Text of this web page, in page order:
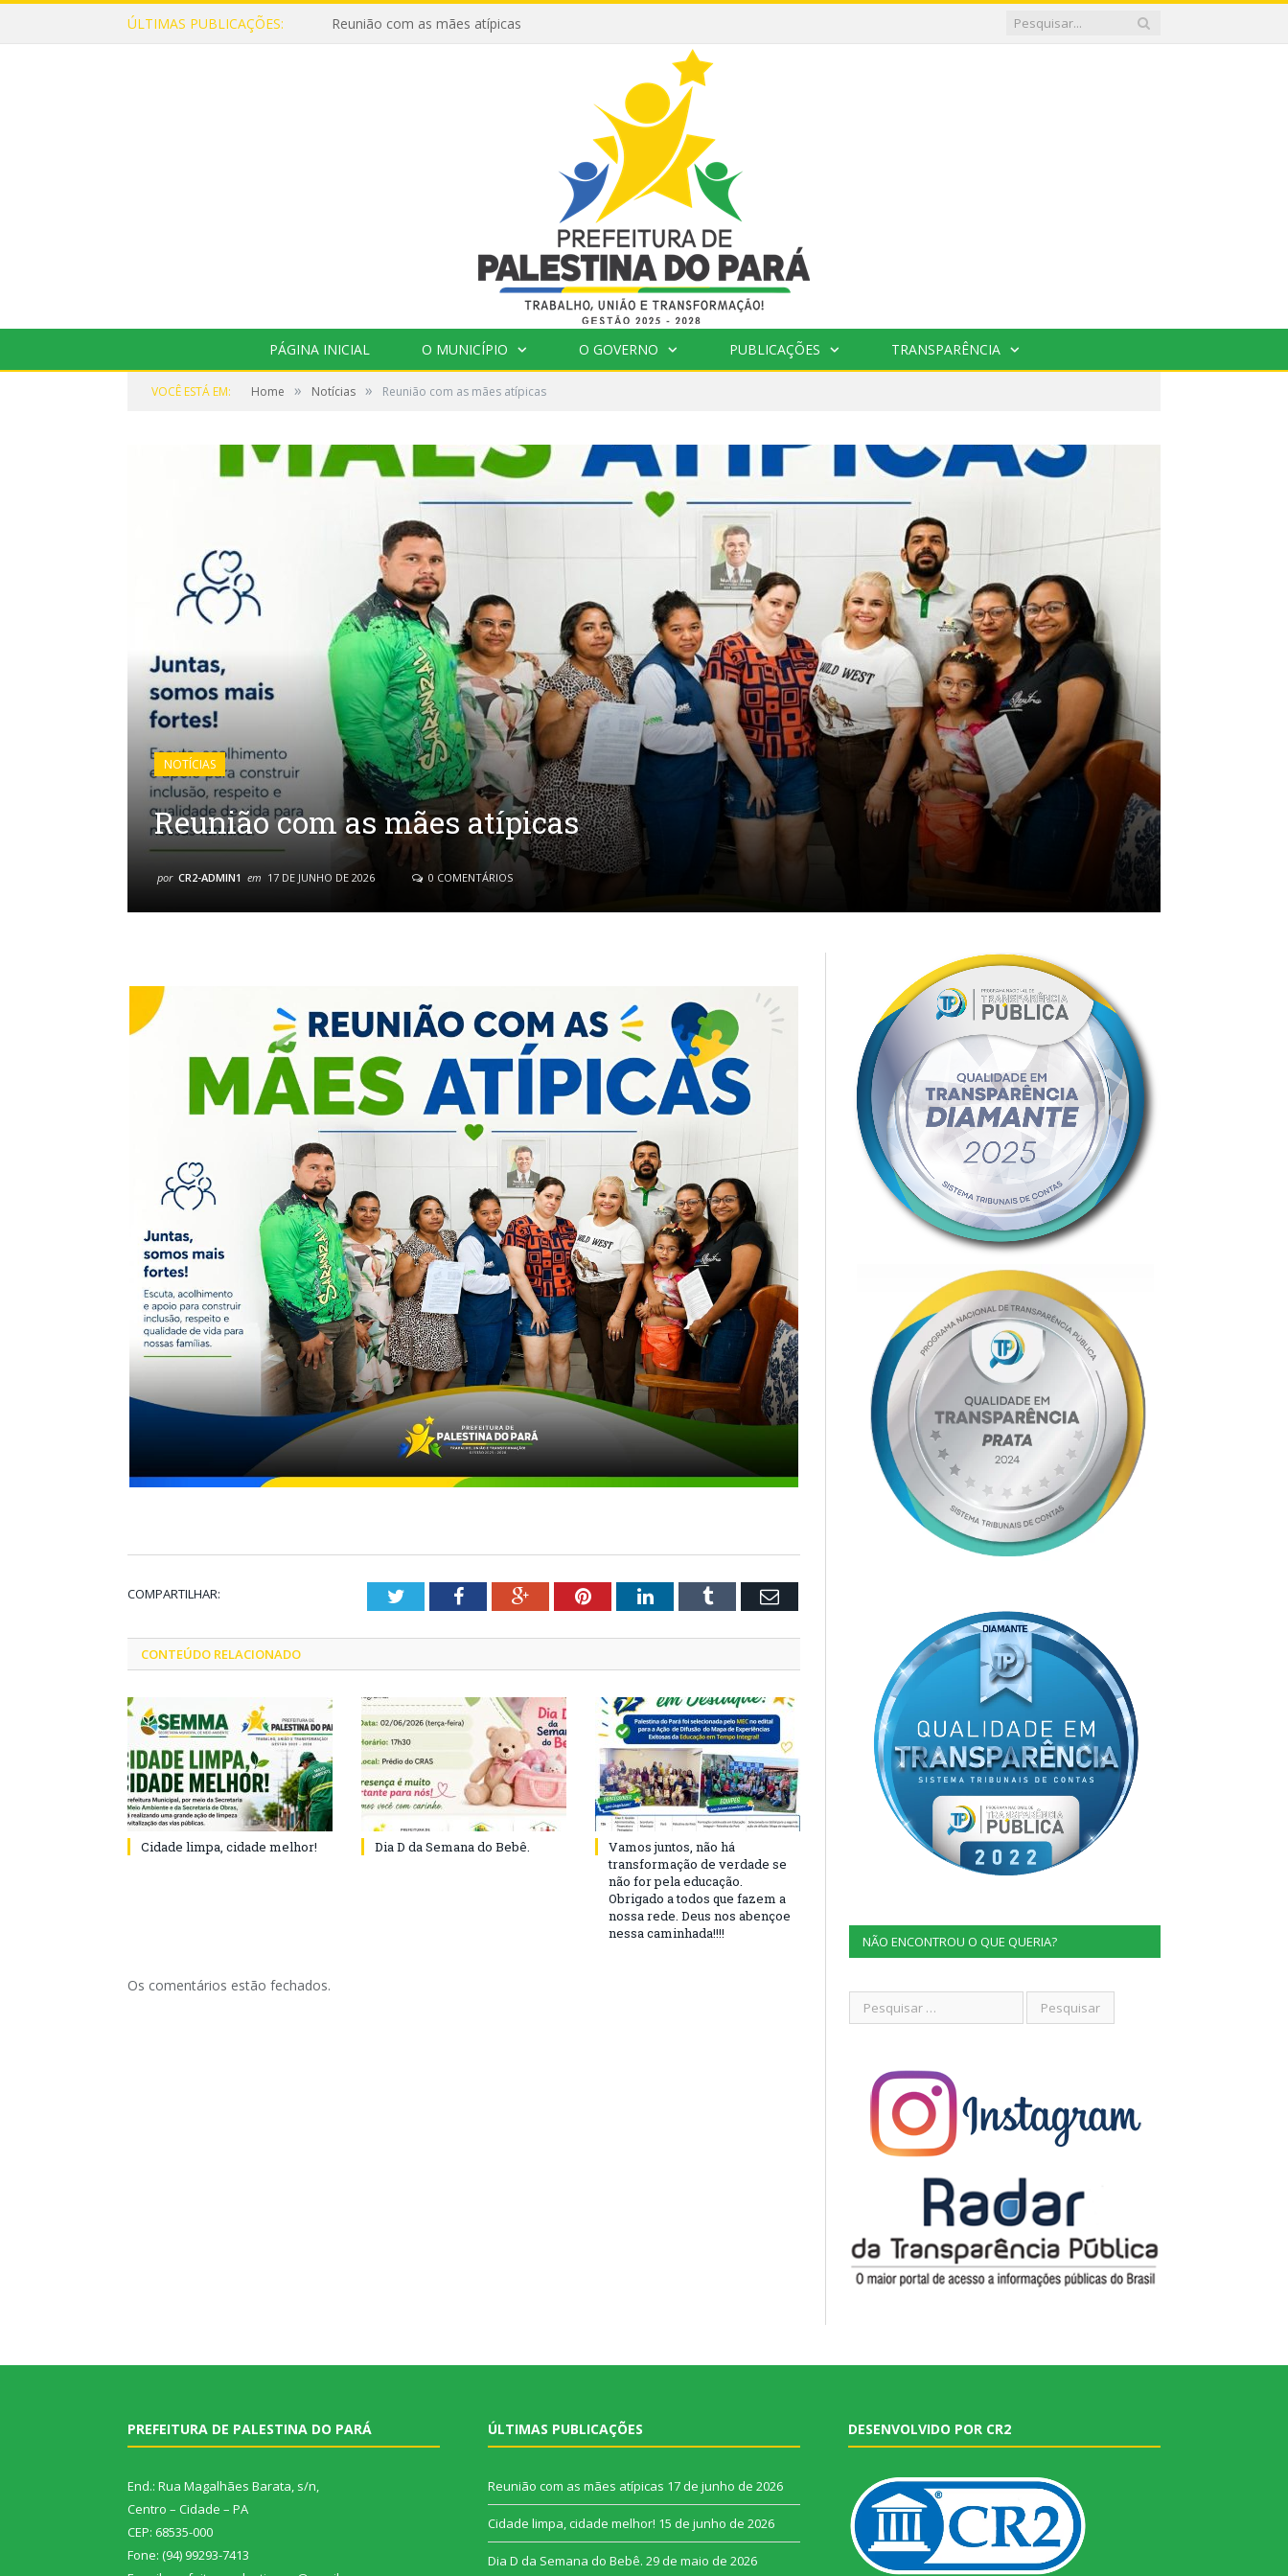
ÚLTIMAS PUBLICAÇÕES: Reunião com as mães atípicas
PÁGINA INICIAL O MUNICÍPIO O GOVERNO PUBLICAÇÕES TRANSPARÊNCIA
VOCÊ ESTÁ EM: Home » Notícias » Reunião com as mães atípicas
NOTÍCIAS
Reunião com as mães atípicas
por CR2-ADMIN1 em 17 DE JUNHO DE 2026 0 COMENTÁRIOS
COMPARTILHAR: TwitterFacebookGoogle+PinterestLinkedInTumblr Email
CONTEÚDO RELACIONADO
Cidade limpa, cidade melhor! Dia D da Semana do Bebê.
Vamos juntos, não há
transformação de verdade se
não for pela educação.
Obrigado a todos que fazem a
nossa rede. Deus nos abençoe
nessa caminhada!!!!
Os comentários estão fechados.
NÃO ENCONTROU O QUE QUERIA?
PREFEITURA DE PALESTINA DO PARÁ
End.: Rua Magalhães Barata, s/n,
Centro – Cidade – PA
CEP: 68535-000
Fone: (94) 99293-7413
ÚLTIMAS PUBLICAÇÕES
Reunião com as mães atípicas 17 de junho de 2026
Cidade limpa, cidade melhor! 15 de junho de 2026
Dia D da Semana do Bebê. 29 de maio de 2026
DESENVOLVIDO POR CR2